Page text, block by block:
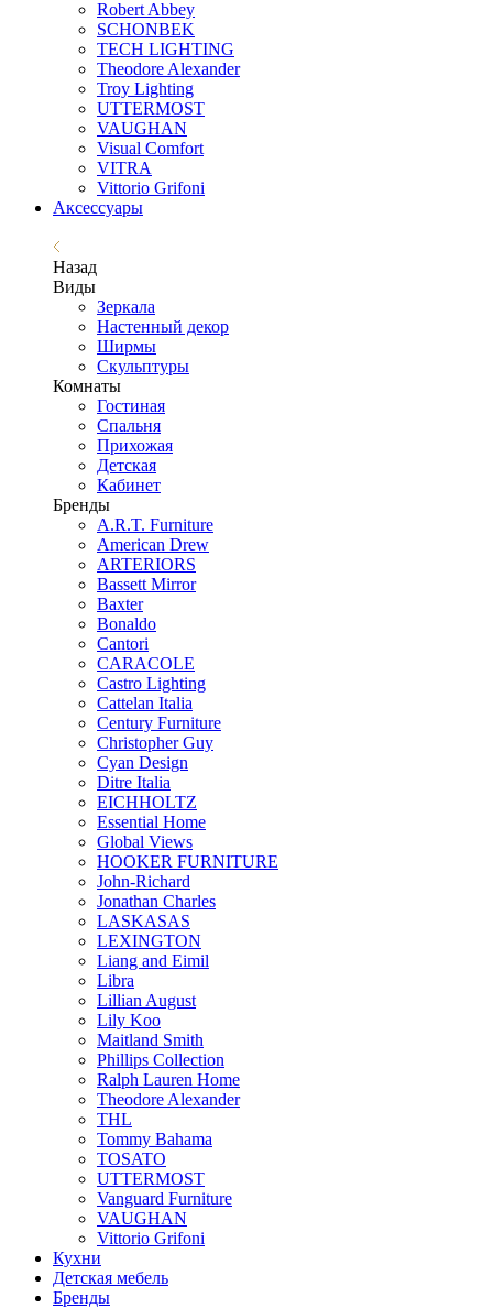
Robert Abbey
SCHONBEK
TECH LIGHTING
Theodore Alexander
Troy Lighting
UTTERMOST
VAUGHAN
Visual Comfort
VITRA
Vittorio Grifoni
Аксессуары
Назад
Виды
Зеркала
Настенный декор
Ширмы
Скульптуры
Комнаты
Гостиная
Спальня
Прихожая
Детская
Кабинет
Бренды
A.R.T. Furniture
American Drew
ARTERIORS
Bassett Mirror
Baxter
Bonaldo
Cantori
CARACOLE
Castro Lighting
Cattelan Italia
Century Furniture
Christopher Guy
Cyan Design
Ditre Italia
EICHHOLTZ
Essential Home
Global Views
HOOKER FURNITURE
John-Richard
Jonathan Charles
LASKASAS
LEXINGTON
Liang and Eimil
Libra
Lillian August
Lily Koo
Maitland Smith
Phillips Collection
Ralph Lauren Home
Theodore Alexander
THL
Tommy Bahama
TOSATO
UTTERMOST
Vanguard Furniture
VAUGHAN
Vittorio Grifoni
Кухни
Детская мебель
Бренды